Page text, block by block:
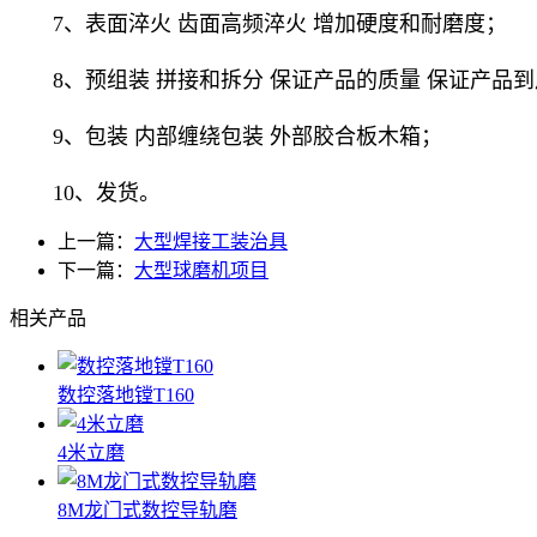
7、表面淬火 齿面高频淬火 增加硬度和耐磨度；
8、预组装 拼接和拆分 保证产品的质量 保证产品到
9、包装 内部缠绕包装 外部胶合板木箱；
10、发货。
上一篇： 大型焊接工装治具
下一篇： 大型球磨机项目
相关产品
数控落地镗T160
4米立磨
8M龙门式数控导轨磨